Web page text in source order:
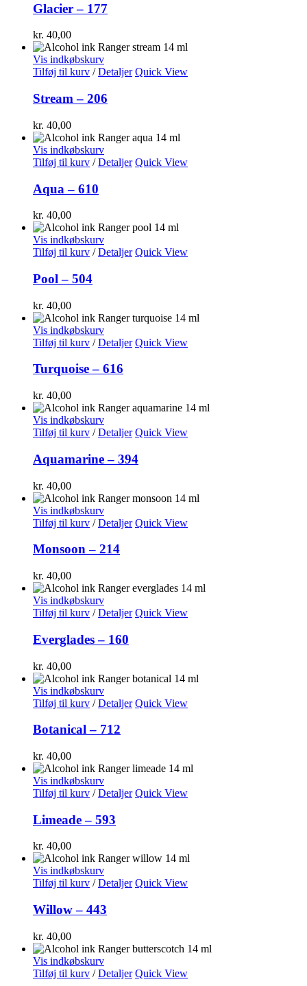
Glacier – 177
kr. 40,00
Vis indkøbskurv
Tilføj til kurv / Detaljer Quick View
Stream – 206
kr. 40,00
Vis indkøbskurv
Tilføj til kurv / Detaljer Quick View
Aqua – 610
kr. 40,00
Vis indkøbskurv
Tilføj til kurv / Detaljer Quick View
Pool – 504
kr. 40,00
Vis indkøbskurv
Tilføj til kurv / Detaljer Quick View
Turquoise – 616
kr. 40,00
Vis indkøbskurv
Tilføj til kurv / Detaljer Quick View
Aquamarine – 394
kr. 40,00
Vis indkøbskurv
Tilføj til kurv / Detaljer Quick View
Monsoon – 214
kr. 40,00
Vis indkøbskurv
Tilføj til kurv / Detaljer Quick View
Everglades – 160
kr. 40,00
Vis indkøbskurv
Tilføj til kurv / Detaljer Quick View
Botanical – 712
kr. 40,00
Vis indkøbskurv
Tilføj til kurv / Detaljer Quick View
Limeade – 593
kr. 40,00
Vis indkøbskurv
Tilføj til kurv / Detaljer Quick View
Willow – 443
kr. 40,00
Vis indkøbskurv
Tilføj til kurv / Detaljer Quick View